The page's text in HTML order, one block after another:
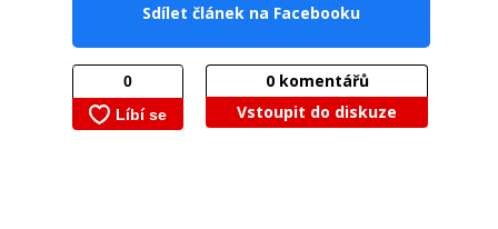
Sdílet článek na Facebooku
0komentářů
Vstoupit do diskuze